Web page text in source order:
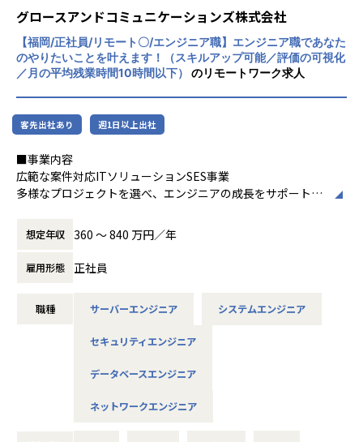
■詳細
1.顧客はパーソルグループを代表する、転職支援サービス『d
oda』で有名な企業です。
2.データビジネスに向き合う顧客のデータ部門を、IT支援す
3.データ活用を目的としたデータ基盤の保守・開発業務を担
当いただきます。
主な作業内容
・情報活用基盤の設計/構築及び保守
・Web(API) やバッチ等のシステム保守や開発（例：Pytho
n、DDL/DML、Shell）
ラリストを目指している方にマッチします。
■開発環境
様々な複数のシステムで構成されています。
S, Azure)。クラウドスキルを磨けます。
めています。上流工程から本質的な課題に取り組むことがで
・データ系エンジニアを目指す約30名の組織で、一緒に取り
ております。さらには、近年需要が拡大して
いるRPA・IoT・UWB・ドローン・セキュリ
ティ等の最新技術の活用についても精力的に
ご支援をしております。
またエンジニアに対しさまざまなはたらき方
の機会提供を行うべく、フリーランス人材の
マッチング、若手未経験エンジニア層の育成
支援等にも取り組んでおります。
値・高品質な「技術サービス」をご提供する
エンジニアリング企業であるよう精進してま
グロースアンドコミュニケーションズ株式会社
【福岡/正社員/リモート〇/エンジニア職】エンジニア職であなた
のやりたいことを叶えます！（スキルアップ可能／評価の可視化
／月の平均残業時間10時間以下）
のリモートワーク求人
客先出社あり 週1日以上出社
■事業内容
広範な案件対応ITソリューションSES事業
多様なプロジェクトを選べ、エンジニアの成長をサポートす
契約の透明性とキャリアサポートを重視し、成長の機会を豊
富に提供しています。
【概要】
析、インフラ設計構築、自社アプリ開発など。
造・流通・通信といった希望に合ったものを選べます。案件
想定年収 360 〜 840 万円／年
雇用形態 正社員
職種 サーバーエンジニア システムエンジニア
セキュリティエンジニア
データベースエンジニア
ネットワークエンジニア